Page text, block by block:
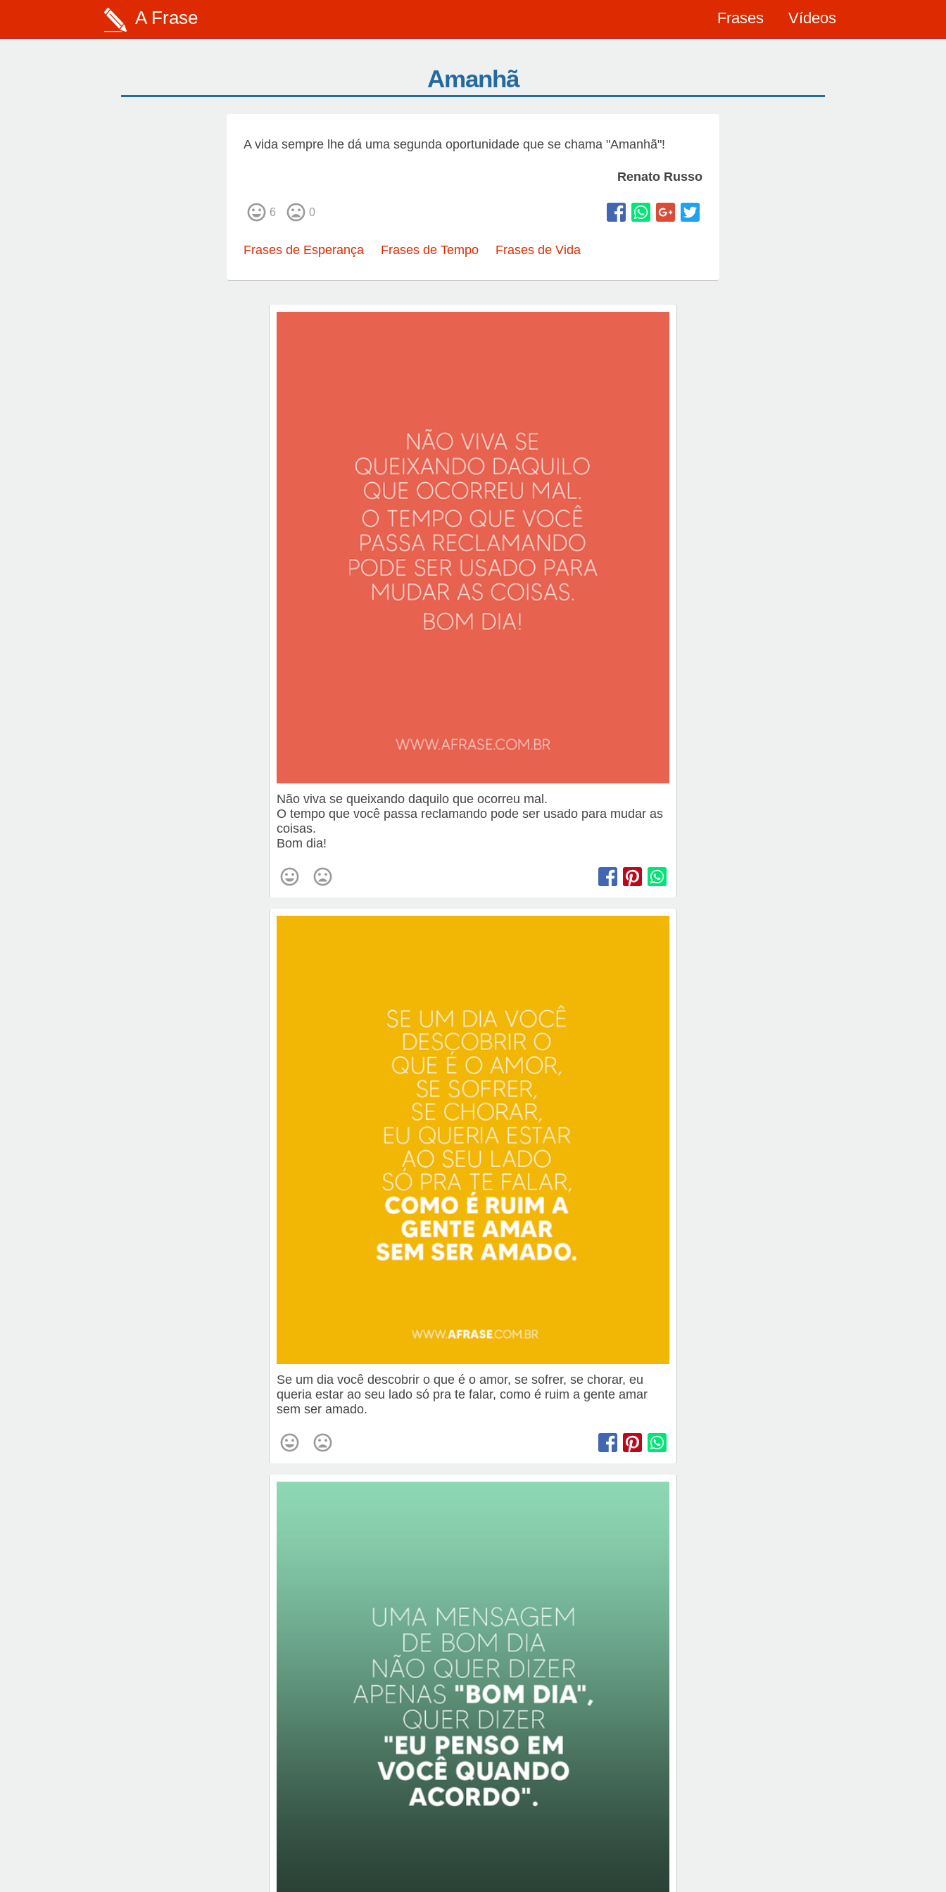
A Frase Frases Vídeos
Amanhã
A vida sempre lhe dá uma segunda oportunidade que se chama "Amanhã"!
Renato Russo
6 0
Frases de Esperança Frases de Tempo Frases de Vida
Não viva se queixando daquilo que ocorreu mal.
O tempo que você passa reclamando pode ser usado para mudar as
coisas.
Bom dia!
Se um dia você descobrir o que é o amor, se sofrer, se chorar, eu
queria estar ao seu lado só pra te falar, como é ruim a gente amar
sem ser amado.